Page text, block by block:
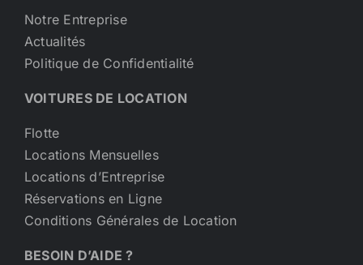
Notre Entreprise
Actualités
Politique de Confidentialité
VOITURES DE LOCATION
Flotte
Locations Mensuelles
Locations d’Entreprise
Réservations en Ligne
Conditions Générales de Location
BESOIN D’AIDE ?